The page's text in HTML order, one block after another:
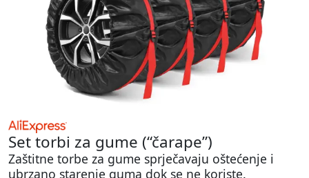
Set torbi za gume (“čarape”)
Zaštitne torbe za gume sprječavaju oštećenje i
ubrzano starenje guma dok se ne koriste.